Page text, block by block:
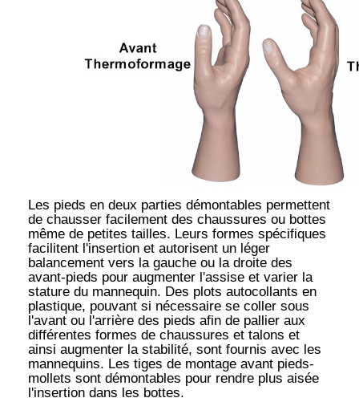
Les pieds en deux parties démontables permettent
de chausser facilement des chaussures ou bottes
même de petites tailles. Leurs formes spécifiques
facilitent l'insertion et autorisent un léger
balancement vers la gauche ou la droite des
avant-pieds pour augmenter l'assise et varier la
stature du mannequin. Des plots autocollants en
plastique, pouvant si nécessaire se coller sous
l'avant ou l'arrière des pieds afin de pallier aux
différentes formes de chaussures et talons et
ainsi augmenter la stabilité, sont fournis avec les
mannequins. Les tiges de montage avant pieds-
mollets sont démontables pour rendre plus aisée
l'insertion dans les bottes.